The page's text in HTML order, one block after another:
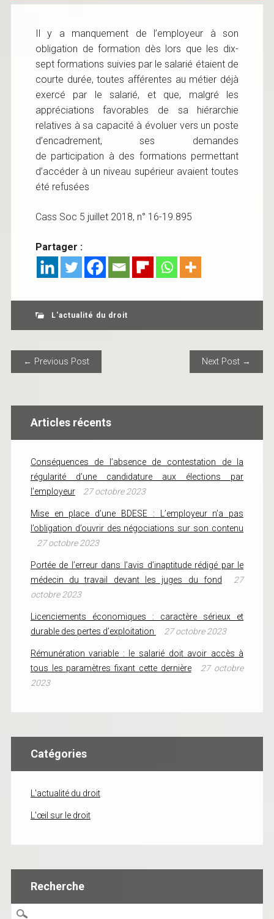
Il y a manquement de l’employeur à son
obligation de formation dès lors que les dix-
sept formations suivies par le salarié étaient de
courte durée, toutes afférentes au métier déjà
exercé par le salarié, et que, malgré les
appréciations favorables de sa hiérarchie
relatives à sa capacité à évoluer vers un poste
d’encadrement, ses demandes
de participation à des formations permettant
d’accéder à un niveau supérieur avaient toutes
été refusées
Cass Soc 5 juillet 2018, n° 16-19.895
Partager :
L'actualité du droit
POST NAVIGATION
← Previous Post Next Post →
Articles récents
Conséquences de l’absence de contestation de la
régularité d’une candidature aux élections par
l’employeur
27 octobre 2023
Mise en place d’une BDESE : L’employeur n’a pas
l’obligation d’ouvrir des négociations sur son contenu
27 octobre 2023
Portée de l’erreur dans l’avis d’inaptitude rédigé par le
médecin du travail devant les juges du fond
27
octobre 2023
Licenciements économiques : caractère sérieux et
durable des pertes d’exploitation
27 octobre 2023
Rémunération variable : le salarié doit avoir accès à
tous les paramètres fixant cette dernière
27 octobre
2023
Catégories
L'actualité du droit
L'œil sur le droit
Recherche